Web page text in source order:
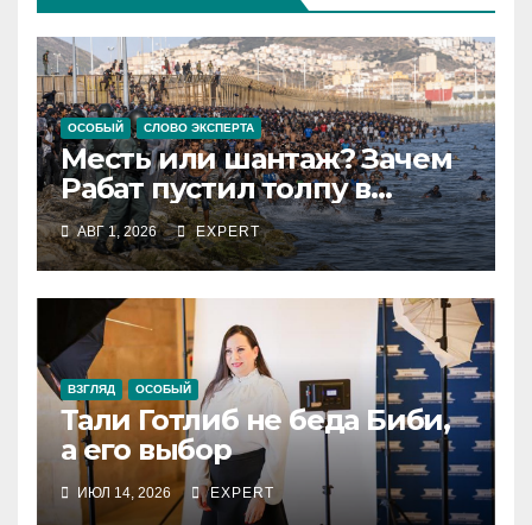
ОСОБЫЙ СЛОВО ЭКСПЕРТА
Месть или шантаж? Зачем
Рабат пустил толпу в
испанский анклав
АВГ 1, 2026 EXPERT
ВЗГЛЯД ОСОБЫЙ
Тали Готлиб не беда Биби,
а его выбор
ИЮЛ 14, 2026 EXPERT